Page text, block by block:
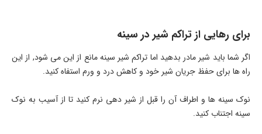
برای رهایی از تراکم شیر در سینه
اگر شما باید شیر مادر بدهید اما تراکم شیر سینه مانع از این می شود, از این
راه ها برای حفظ جریان شیر خود و کاهش درد و ورم استفاه کنید.
نوک سینه ها و اطراف آن را قبل از شیر دهی نرم کنید تا از آسیب به نوک
سینه اجتناب کنید.